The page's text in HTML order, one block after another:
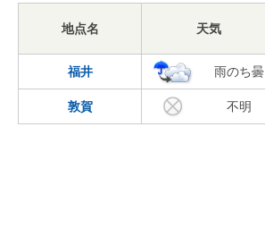
地点名 天気
福井 雨のち曇
敦賀 不明